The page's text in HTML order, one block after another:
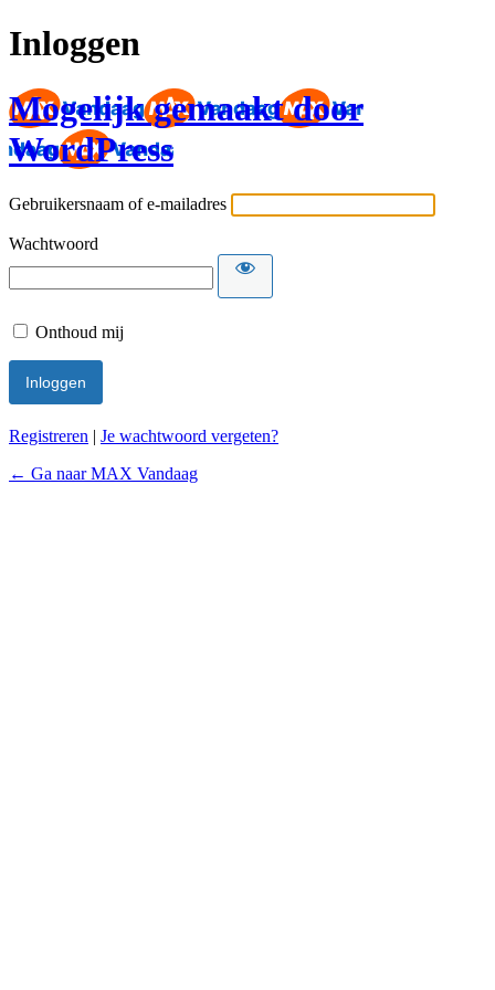
Inloggen
Mogelijk gemaakt door
WordPress
Gebruikersnaam of e-mailadres
Wachtwoord
Onthoud mij
Registreren | Je wachtwoord vergeten?
← Ga naar MAX Vandaag